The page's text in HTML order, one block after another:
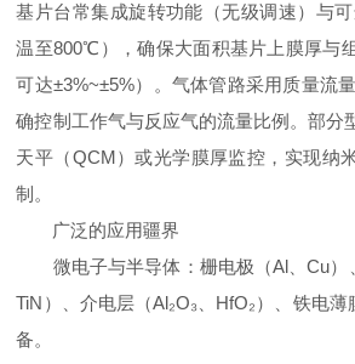
基片台常集成旋转功能（无级调速）与
温至800℃），确保大面积基片上膜厚与
可达±3%~±5%）。气体管路采用质量流
确控制工作气与反应气的流量比例。部分
天平（QCM）或光学膜厚监控，实现纳
制。
广泛的应用疆界
微电子与半导体：栅电极（Al、Cu）
TiN）、介电层（Al₂O₃、HfO₂）、铁电薄
备。